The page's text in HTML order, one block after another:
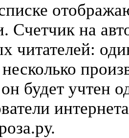
Счетчик на
читателей:
будет учтен